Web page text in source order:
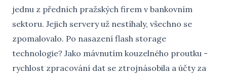
jednu z předních pražských firem v bankovním
sektoru. Jejich servery už nestíhaly, všechno se
zpomalovalo. Po nasazení flash storage
technologie? Jako mávnutím kouzelného proutku -
rychlost zpracování dat se ztrojnásobila a účty za